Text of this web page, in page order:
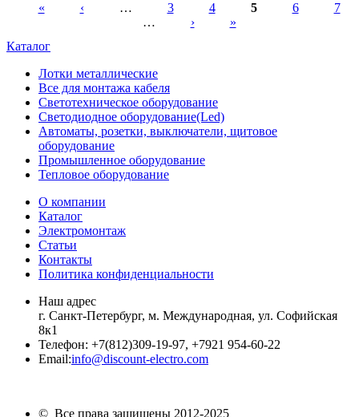
« ‹ … 3 4 5 6
7
…
›
»
Каталог
Лотки металлические
Все для монтажа кабеля
Светотехническое оборудование
Светодиодное оборудование(Led)
Автоматы, розетки, выключатели, щитовое
оборудование
Промышленное оборудование
Тепловое оборудование
О компании
Каталог
Электромонтаж
Статьи
Контакты
Политика конфиденциальности
Наш адрес
г. Санкт-Петербург, м. Международная, ул. Софийская
8к1
Телефон: +7(812)309-19-97, +7921 954-60-22
Email:info@discount-electro.com
© Все права защищены 2012-2025